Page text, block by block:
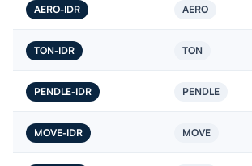
AERO-IDR AERO
TON-IDR TON
PENDLE-IDR PENDLE
MOVE-IDR MOVE